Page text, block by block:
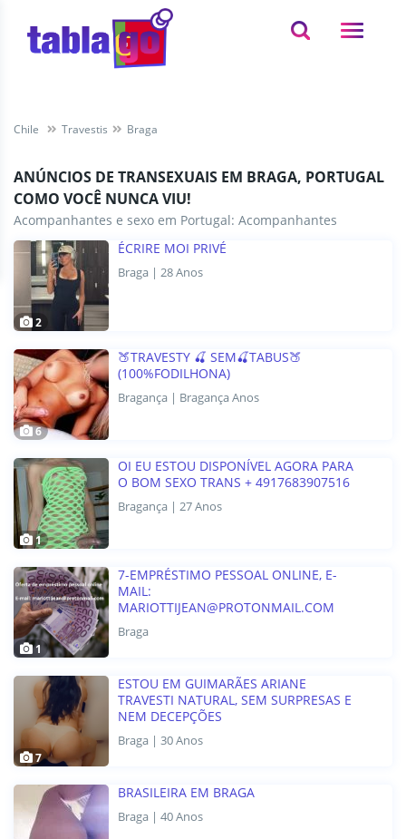
Chile Travestis Braga
ANÚNCIOS DE TRANSEXUAIS EM BRAGA, PORTUGAL
COMO VOCÊ NUNCA VIU!
Acompanhantes e sexo em Portugal: Acompanhantes
2
ÉCRIRE MOI PRIVÉ
Braga | 28 Anos
6
🍑TRAVESTY 🍒 SEM🍒TABUS🍑
(100%FODILHONA)
Bragança | Bragança Anos
1
OI EU ESTOU DISPONÍVEL AGORA PARA
O BOM SEXO TRANS + 4917683907516
Bragança | 27 Anos
1
7-EMPRÉSTIMO PESSOAL ONLINE, E-
MAIL:
MARIOTTIJEAN@PROTONMAIL.COM
Braga
7
ESTOU EM GUIMARÃES ARIANE
TRAVESTI NATURAL, SEM SURPRESAS E
NEM DECEPÇÕES
Braga | 30 Anos
BRASILEIRA EM BRAGA
Braga | 40 Anos